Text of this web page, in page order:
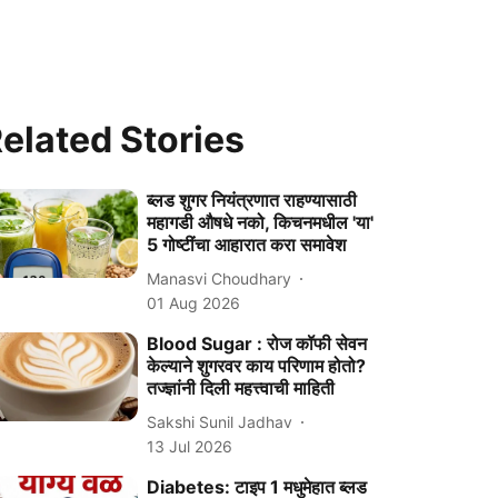
Stories
ब्लड शुगर नियंत्रणात राहण्यासाठी
महागडी औषधे नको, किचनमधील 'या'
5 गोष्टींचा आहारात करा समावेश
Manasvi Choudhary
01 Aug 2026
Blood Sugar : रोज कॉफी सेवन
केल्याने शुगरवर काय परिणाम होतो?
तज्ज्ञांनी दिली महत्त्वाची माहिती
Sakshi Sunil Jadhav
13 Jul 2026
Diabetes: टाइप 1 मधुमेहात ब्लड